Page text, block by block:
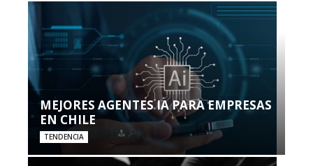
MEJORES AGENTES IA PARA EMPRESAS
EN CHILE
TENDENCIA